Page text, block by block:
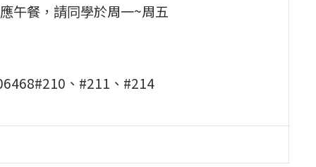
午餐，請同學於周一~周五
、#211、#214